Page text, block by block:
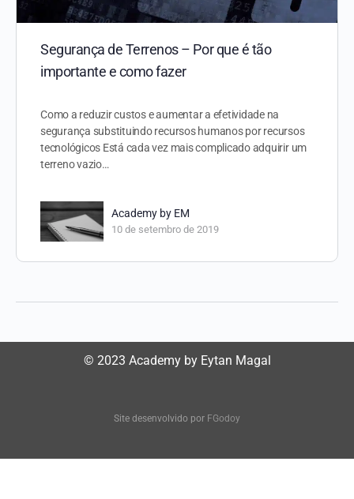
Segurança de Terrenos – Por que é tão
importante e como fazer
Como a reduzir custos e aumentar a efetividade na
segurança substituindo recursos humanos por recursos
tecnológicos Está cada vez mais complicado adquirir um
terreno vazio…
Academy by EM
10 de setembro de 2019
© 2023 Academy by Eytan Magal
Site desenvolvido por FGodoy